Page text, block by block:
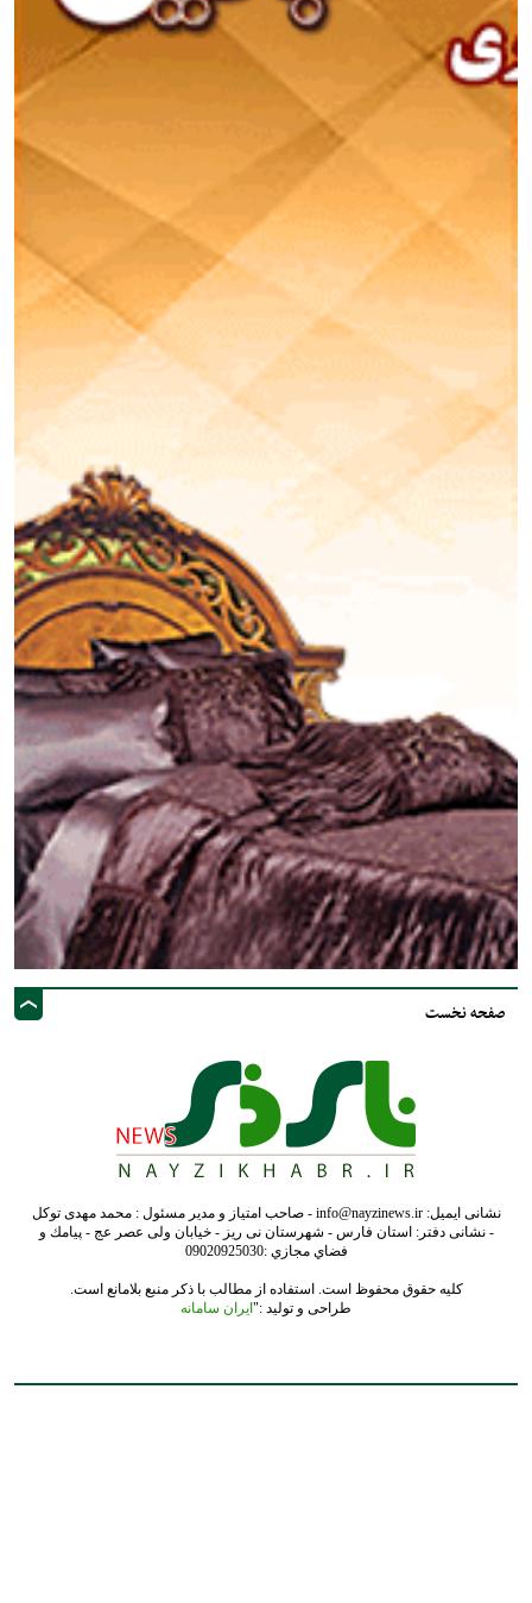
صفحه نخست
نشانی ایمیل: info@nayzinews.ir - صاحب امتیاز و مدیر مسئول : محمد مهدی توکل
- نشانی دفتر: استان فارس - شهرستان نی ریز - خیابان ولی عصر عج - پيامك و
فضاي مجازي :09020925030
کلیه حقوق محفوظ است. استفاده از مطالب با ذکر منبع بلامانع است.
طراحی و تولید :"ایران سامانه